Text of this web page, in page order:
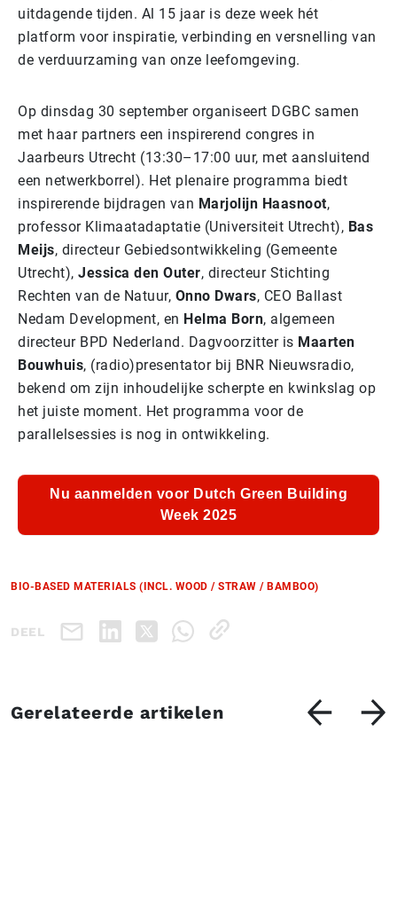
uitdagende tijden. Al 15 jaar is deze week hét
platform voor inspiratie, verbinding en versnelling van
de verduurzaming van onze leefomgeving.
Op dinsdag 30 september organiseert DGBC samen
met haar partners een inspirerend congres in
Jaarbeurs Utrecht (13:30–17:00 uur, met aansluitend
een netwerkborrel). Het plenaire programma biedt
inspirerende bijdragen van Marjolijn Haasnoot,
professor Klimaatadaptatie (Universiteit Utrecht), Bas
Meijs, directeur Gebiedsontwikkeling (Gemeente
Utrecht), Jessica den Outer, directeur Stichting
Rechten van de Natuur, Onno Dwars, CEO Ballast
Nedam Development, en Helma Born, algemeen
directeur BPD Nederland. Dagvoorzitter is Maarten
Bouwhuis, (radio)presentator bij BNR Nieuwsradio,
bekend om zijn inhoudelijke scherpte en kwinkslag op
het juiste moment. Het programma voor de
parallelsessies is nog in ontwikkeling.
Nu aanmelden voor Dutch Green Building
Week 2025
BIO-BASED MATERIALS (INCL. WOOD / STRAW / BAMBOO)
DEEL
Gerelateerde artikelen